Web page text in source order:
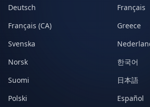
Deutsch
Français
Français (CA)
Greece
Svenska
Norsk
한국어
Suomi
日本語
Polski
Español